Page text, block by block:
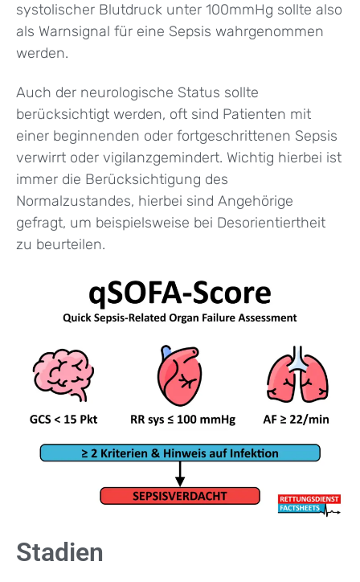
systolischer Blutdruck unter 100mmHg sollte also
als Warnsignal für eine Sepsis wahrgenommen
werden.
Auch der neurologische Status sollte
berücksichtigt werden, oft sind Patienten mit
einer beginnenden oder fortgeschrittenen Sepsis
verwirrt oder vigilanzgemindert. Wichtig hierbei ist
immer die Berücksichtigung des
Normalzustandes, hierbei sind Angehörige
gefragt, um beispielsweise bei Desorientiertheit
zu beurteilen.
Stadien